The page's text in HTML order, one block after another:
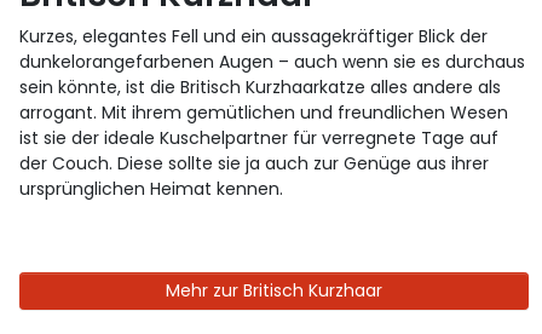
Kurzes, elegantes Fell und ein aussagekräftiger Blick der
dunkelorangefarbenen Augen – auch wenn sie es durchaus
sein könnte, ist die Britisch Kurzhaarkatze alles andere als
arrogant. Mit ihrem gemütlichen und freundlichen Wesen
ist sie der ideale Kuschelpartner für verregnete Tage auf
der Couch. Diese sollte sie ja auch zur Genüge aus ihrer
ursprünglichen Heimat kennen.
Mehr zur Britisch Kurzhaar